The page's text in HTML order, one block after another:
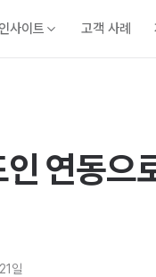
사이트 고객 사례
연동으
일